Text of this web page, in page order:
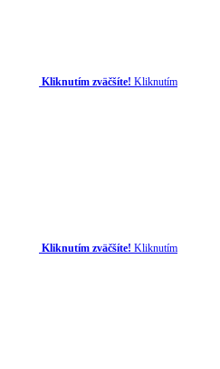
Kliknutím zväčšíte! Kliknutím
Kliknutím zväčšíte! Kliknutím